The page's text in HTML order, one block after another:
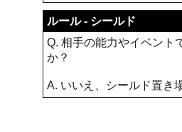
ルール - シールド
Q. 相手の能力やイベント
か？
A. いいえ、シールド置き